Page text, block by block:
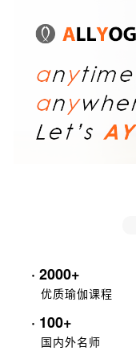
· 2000+
优质瑜伽课程
· 100+
国内外名师